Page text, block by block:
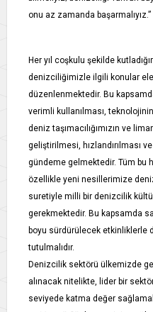
onu az zamanda
Her yıl coşkulu şekilde
denizciliğimizle ilgili konular
düzenlenmektedir. Bu
verimli kullanılması,
deniz taşımacılığımızın ve
geliştirilmesi, hızlandırılması
gündeme gelmektedir. Tüm bu
özellikle yeni nesillerimize
suretiyle milli bir denizcilik
gerekmektedir. Bu kapsamda
boyu sürdürülecek
tutulmalıdır.
Denizcilik sektörü ülkemizde
alınacak nitelikte, lider bir
seviyede katma değer